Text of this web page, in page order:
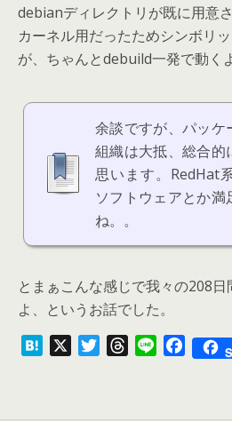
debianディレクトリが既に用意
カーネル用だったためシンボリ
が、ちゃんとdebuild一発で動く
余談ですが、パッケ
組織は大抵、総合的
思います。RedHat
ソフトウェアとか満
ね。。
とまぁこんな感じで我々の208
よ、というお話でした。